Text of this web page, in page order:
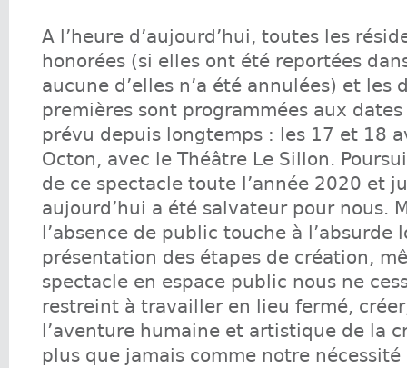
A l’heure d’aujourd’hui, toutes les
honorées (si elles ont été reportées
aucune d’elles n’a été annulées) et les
premières sont programmées aux
prévu depuis longtemps : les 17 et 18
Octon, avec le Théâtre Le Sillon.
de ce spectacle toute l’année 2020 et
aujourd’hui a été salvateur pour nous.
l’absence de public touche à l’absurde
présentation des étapes de création,
spectacle en espace public nous ne
restreint à travailler en lieu fermé,
l’aventure humaine et artistique de la
plus que jamais comme notre